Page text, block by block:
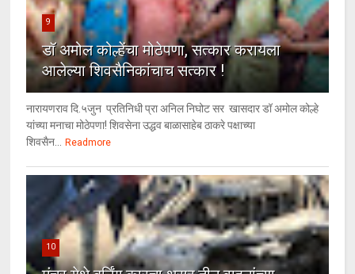
9
डॉ अमोल कोल्हेंचा मोठेपणा, सत्कार करायला
आलेल्या शिवसैनिकांचाच सत्कार !
नारायणराव दि.५जुन प्रतिनिधी प्रा अनिल निघोट सर खासदार डॉ अमोल कोल्हे
यांच्या मनाचा मोठेपणा! शिवसेना उद्धव बाळासाहेब ठाकरे पक्षाच्या
शिवसैन... Readmore
10